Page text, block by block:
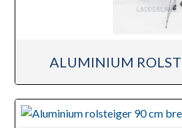
ALUMINIUM